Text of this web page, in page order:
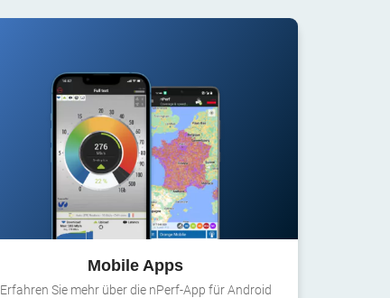
Mobile Apps
Erfahren Sie mehr über die nPerf-App für Android